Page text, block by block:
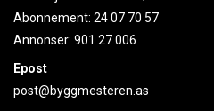
Abonnement: 24 07 70 57
Annonser: 901 27 006
Epost
post@byggmesteren.as